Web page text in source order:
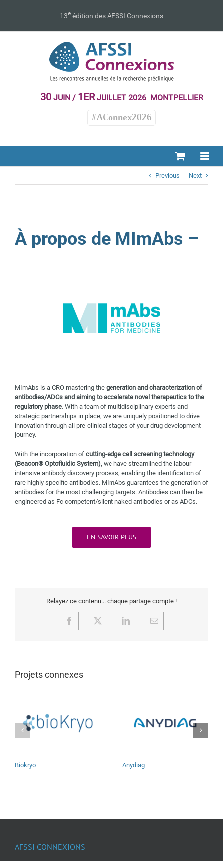
13e édition des AFSSI Connexions
30JUIN / 1ERJUILLET 2026 MONTPELLIER
#AConnex2026
Previous Next
À propos de MImAbs –
MImAbs is a CRO mastering the generation and characterization of
antibodies/ADCs and aiming to accelerate novel therapeutics to the
regulatory phase. With a team of multidisciplinary experts and
strategic partnerships in place, we are uniquely positioned to drive
innovation through all pre-clinical stages of your drug development
journey.
With the incorporation of cutting-edge cell screening technology
(Beacon® Optofluidic System), we have streamlined the labour-
intensive antibody discovery process, enabling the identification of
rare highly specific antibodies. MImAbs guarantees the generation of
antibodies for the most challenging targets. Antibodies can then be
engineered as Fc competent/silent naked antibodies or as ADCs.
EN SAVOIR PLUS
Relayez ce contenu... chaque partage compte !
Facebook LinkedInEmail
Projets connexes
Biokryo Anydiag
AFSSI CONNEXIONS